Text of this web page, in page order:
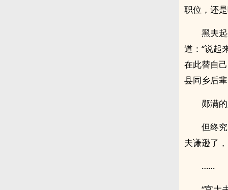
职位，还
黑夫
道：“说起
在此替自
县同乡后
郧满
但终
夫谦逊了
……